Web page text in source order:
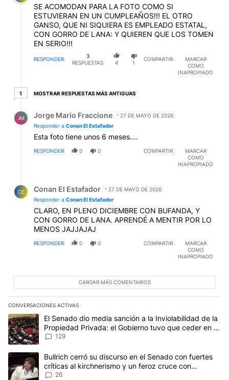
SE ACOMODAN PARA LA FOTO COMO SI
ESTUVIERAN EN UN CUMPLEAÑOS!!! EL OTRO
GANSO, QUE NI SIQUIERA ES EMPLEADO ESTATAL,
CON GORRO DE LANA: Y QUIEREN QUE LOS TOMEN
EN SERIO!!!
RESPONDER
3
RESPUESTAS
4 1
COMPARTIR
MARCAR
COMO
INAPROPIADO
11 respuesta más antiguas
MOSTRAR RESPUESTAS MÁS ANTIGUAS
JM Jorge Mario Fraccione
27 DE MAYO DE 2026
Responder a Conan El Estafador
Esta foto tiene unos 6 meses....
RESPONDER 0 0 COMPARTIR
MARCAR
COMO
INAPROPIADO
CE Conan El Estafador
27 DE MAYO DE 2026
Responder a Conan El Estafador
CLARO, EN PLENO DICIEMBRE CON BUFANDA, Y
CON GORRO DE LANA. APRENDÉ A MENTIR POR LO
MENOS JAJJAJAJ
RESPONDER 0 0 COMPARTIR
MARCAR
COMO
INAPROPIADO
CARGAR MÁS COMENTARIOS
CONVERSACIONES ACTIVAS
Este listado muestra los artículos con más comentarios en los
Un artículo de tendencia con el título "El Senado dio media
El Senado dio media sanción a la Inviolabilidad de la
Propiedad Privada: el Gobierno tuvo que ceder en la
Ley del Manejo del Fuego
129
Un artículo de tendencia con el título "Bullrich cerró su discurso
Bullrich cerró su discurso en el Senado con fuertes
críticas al kirchnerismo y un feroz cruce con
Capitanich al que le gritó “¡cállate!”
26